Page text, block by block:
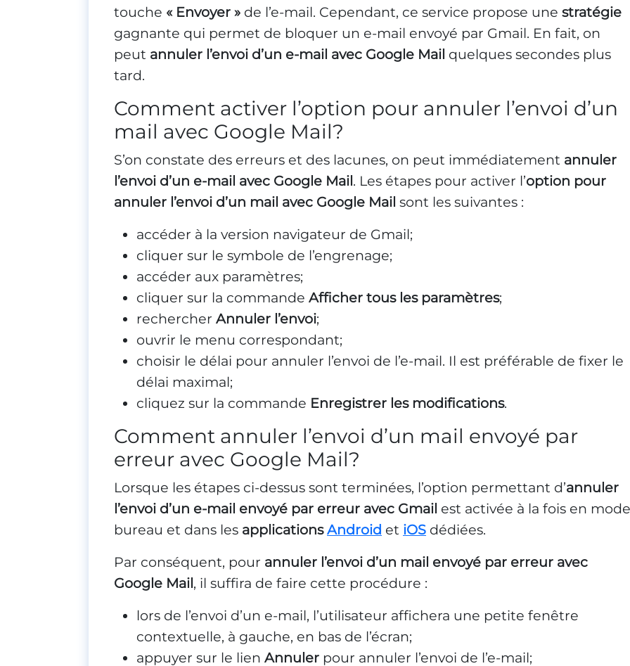
touche « Envoyer » de l’e-mail. Cependant, ce service propose une stratégie
gagnante qui permet de bloquer un e-mail envoyé par Gmail. En fait, on
peut annuler l’envoi d’un e-mail avec Google Mail quelques secondes plus
tard.
Comment activer l’option pour annuler l’envoi d’un
mail avec Google Mail?
S’on constate des erreurs et des lacunes, on peut immédiatement annuler
l’envoi d’un e-mail avec Google Mail. Les étapes pour activer l’option pour
annuler l’envoi d’un mail avec Google Mail sont les suivantes :
accéder à la version navigateur de Gmail;
cliquer sur le symbole de l’engrenage;
accéder aux paramètres;
cliquer sur la commande Afficher tous les paramètres;
rechercher Annuler l’envoi;
ouvrir le menu correspondant;
choisir le délai pour annuler l’envoi de l’e-mail. Il est préférable de fixer le
délai maximal;
cliquez sur la commande Enregistrer les modifications.
Comment annuler l’envoi d’un mail envoyé par
erreur avec Google Mail?
Lorsque les étapes ci-dessus sont terminées, l’option permettant d’annuler
l’envoi d’un e-mail envoyé par erreur avec Gmail est activée à la fois en mode
bureau et dans les applicationsAndroid et iOS dédiées.
Par conséquent, pour annuler l’envoi d’un mail envoyé par erreur avec
Google Mail, il suffira de faire cette procédure :
lors de l’envoi d’un e-mail, l’utilisateur affichera une petite fenêtre
contextuelle, à gauche, en bas de l’écran;
appuyer sur le lien Annuler pour annuler l’envoi de l’e-mail;